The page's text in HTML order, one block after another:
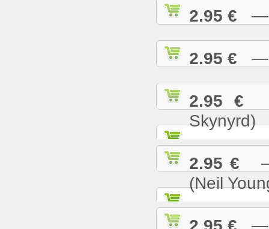
2.95 € —
2.95 € —
2.95 €
Skynyrd)
2.95 € —
(Neil